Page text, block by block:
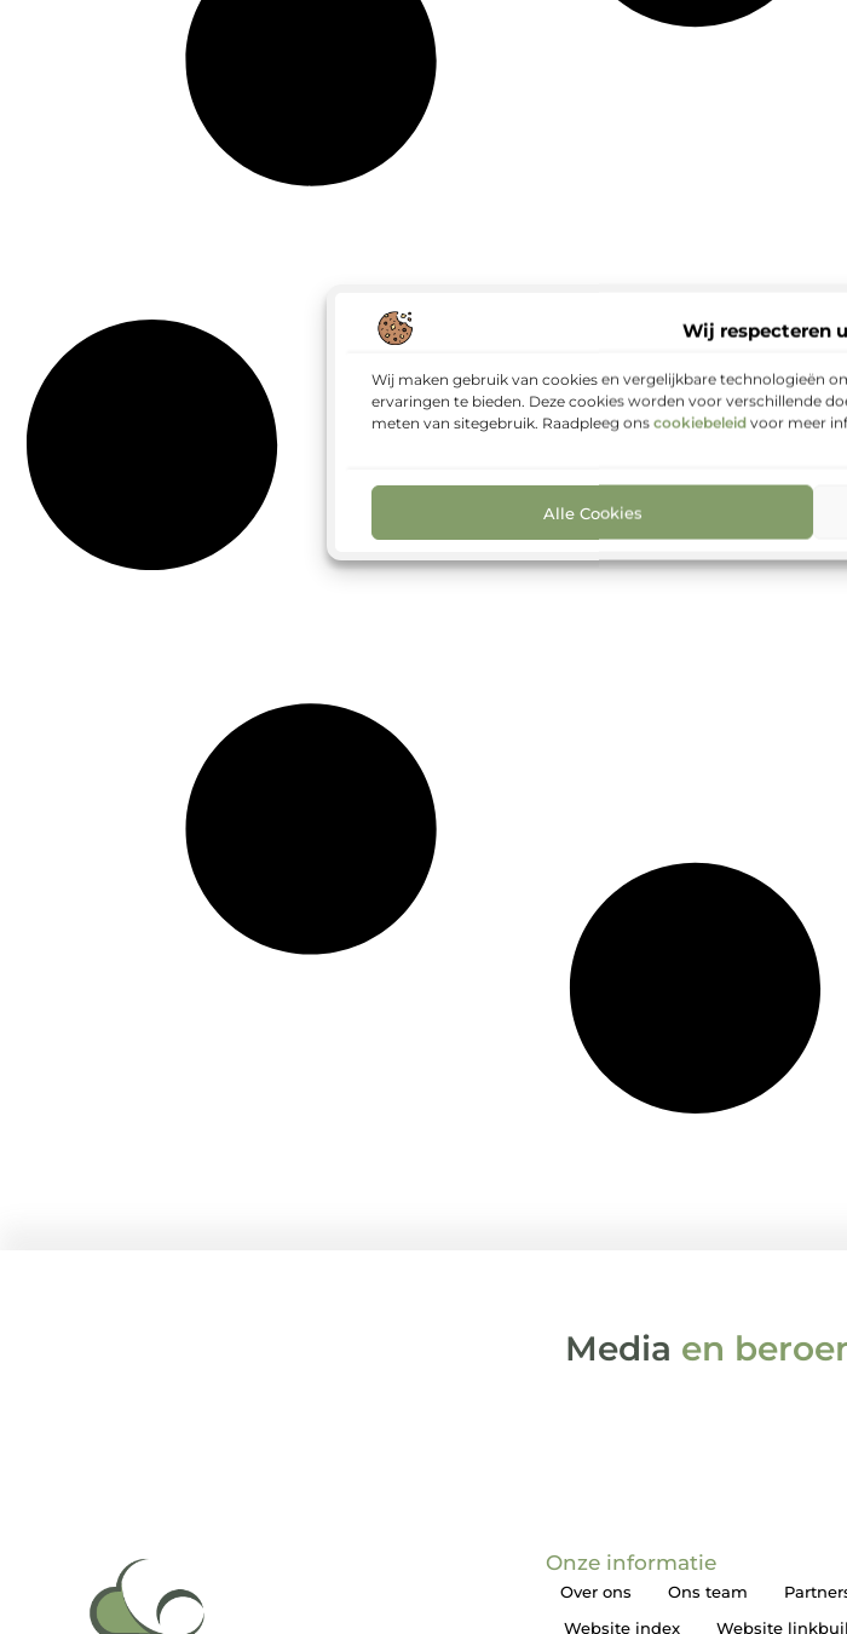
Wij respecteren
Wij maken gebruik van cookies en vergelijkbare technologieën
ervaringen te bieden. Deze cookies worden voor verschillende
meten van sitegebruik. Raadpleeg ons cookiebeleid voor meer
Alle Cookies
Media en
Onze informatie
Over ons Ons team
Website index
Website